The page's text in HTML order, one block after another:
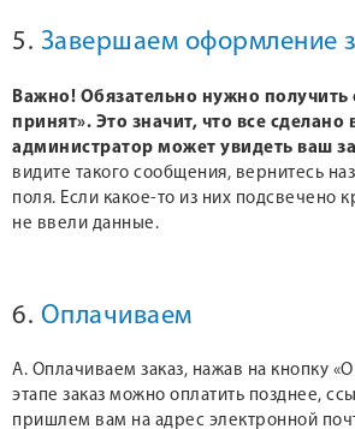
5. Завершаем оформление
Важно! Обязательно нужно получить
принят». Это значит, что все сделано
администратор может увидеть ваш
видите такого сообщения, вернитесь
поля. Если какое-то из них подсвечено
не ввели данные.
6. Оплачиваем
А. Оплачиваем заказ, нажав на кнопку
этапе заказ можно оплатить позднее,
пришлем вам на адрес электронной